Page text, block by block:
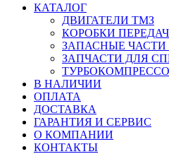
КАТАЛОГ
ДВИГАТЕЛИ ТМЗ
КОРОБКИ ПЕРЕДАЧ
ЗАПАСНЫЕ ЧАСТИ
ЗАПЧАСТИ ДЛЯ
В НАЛИЧИИ
ОПЛАТА
ДОСТАВКА
ГАРАНТИЯ И СЕРВИС
О КОМПАНИИ
КОНТАКТЫ